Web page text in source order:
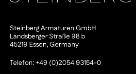
Steinberg Armaturen GmbH
Landsberger Straße 98 b
45219 Essen, Germany
Telefon: +49 (0)2054 93154-0